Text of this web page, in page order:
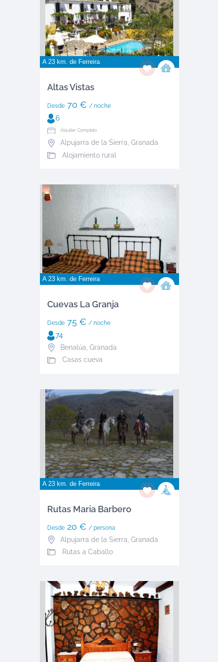
A 23 km. de Ferreira
Altas Vistas
Desde70 € / noche
6
Alquiler: Completo
Alpujarra de la Sierra Granada
Alojamiento rural
A 23 km. de Ferreira
Cuevas La Granja
Desde75 € / noche
74
Benalúa Granada
Casas cueva
A 23 km. de Ferreira
Rutas Maria Barbero
Desde20 € / persona
Alpujarra de la Sierra Granada
Rutas a Caballo